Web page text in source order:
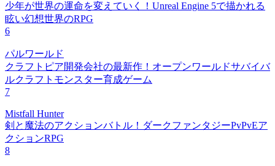
少年が世界の運命を変えていく！Unreal Engine 5で描かれる
眩い幻想世界のRPG
6
パルワールド
クラフトピア開発会社の最新作！オープンワールドサバイバ
ルクラフトモンスター育成ゲーム
7
Mistfall Hunter
剣と魔法のアクションバトル！ダークファンタジーPvPvEア
クションRPG
8